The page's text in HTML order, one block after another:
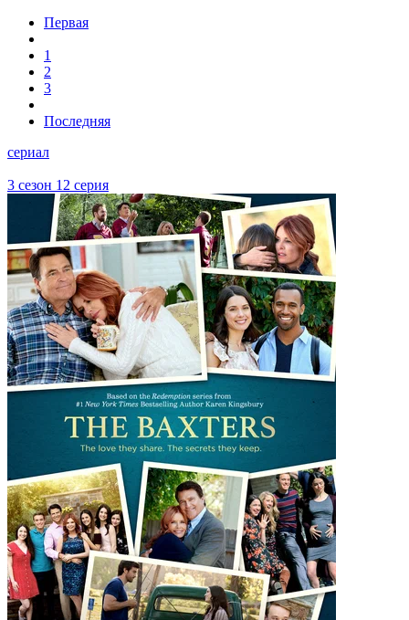
Первая
1
2
3
Последняя
сериал
3 сезон 12 серия